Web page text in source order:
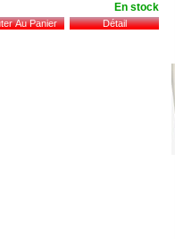
En stock